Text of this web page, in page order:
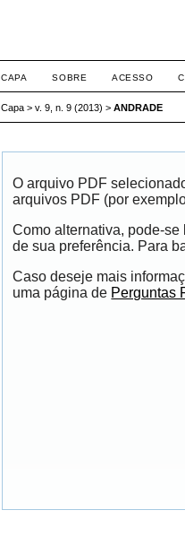
CAPA SOBRE ACESSO
Capa >v. 9, n. 9 (2013) >ANDRADE
O arquivo PDF
arquivos PDF (por
Como alternativa, pode-
de sua preferência. Para
Caso deseje mais
uma página de Perguntas